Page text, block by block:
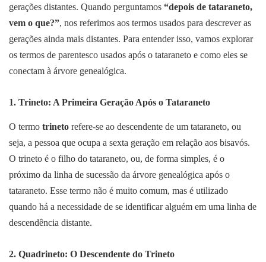
gerações distantes. Quando perguntamos “depois de tataraneto,
vem o que?”, nos referimos aos termos usados para descrever as
gerações ainda mais distantes. Para entender isso, vamos explorar
os termos de parentesco usados após o tataraneto e como eles se
conectam à árvore genealógica.
1. Trineto: A Primeira Geração Após o Tataraneto
O termo trineto refere-se ao descendente de um tataraneto, ou
seja, a pessoa que ocupa a sexta geração em relação aos bisavós.
O trineto é o filho do tataraneto, ou, de forma simples, é o
próximo da linha de sucessão da árvore genealógica após o
tataraneto. Esse termo não é muito comum, mas é utilizado
quando há a necessidade de se identificar alguém em uma linha de
descendência distante.
2. Quadrineto: O Descendente do Trineto